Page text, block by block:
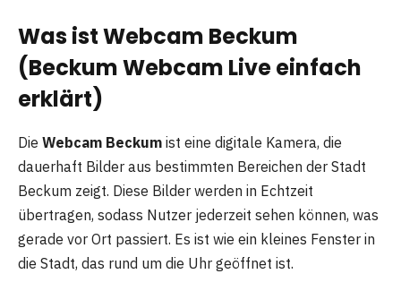
Was ist Webcam Beckum
(Beckum Webcam Live einfach
erklärt)
Die Webcam Beckum ist eine digitale Kamera, die
dauerhaft Bilder aus bestimmten Bereichen der Stadt
Beckum zeigt. Diese Bilder werden in Echtzeit
übertragen, sodass Nutzer jederzeit sehen können, was
gerade vor Ort passiert. Es ist wie ein kleines Fenster in
die Stadt, das rund um die Uhr geöffnet ist.